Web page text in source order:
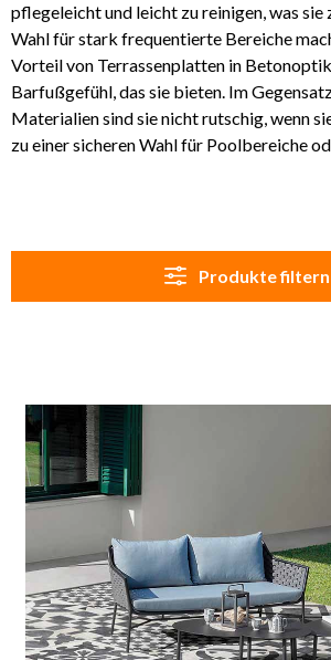
pflegeleicht und leicht zu reinigen, was sie
Wahl für stark frequentierte Bereiche
Vorteil von Terrassenplatten in
Barfußgefühl, das sie bieten. Im
Materialien sind sie nicht rutschig, wenn
zu einer sicheren Wahl für Poolbereiche
Produkte filtern